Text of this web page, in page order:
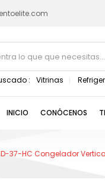
: Vitrinas
INICIO CONÓCENOS
37-HC Congelador